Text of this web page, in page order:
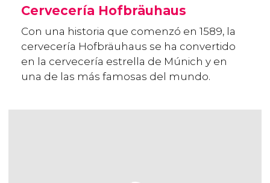
Cervecería Hofbräuhaus
Con una historia que comenzó en 1589, la
cervecería Hofbräuhaus se ha convertido
en la cervecería estrella de Múnich y en
una de las más famosas del mundo.